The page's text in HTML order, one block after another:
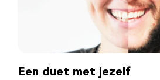
Een duet met jezelf